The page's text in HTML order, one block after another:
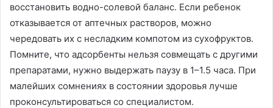
восстановить водно-солевой баланс. Если ребенок
отказывается от аптечных растворов, можно
чередовать их с несладким компотом из сухофруктов.
Помните, что адсорбенты нельзя совмещать с другими
препаратами, нужно выдержать паузу в 1–1.5 часа. При
малейших сомнениях в состоянии здоровья лучше
проконсультироваться со специалистом.